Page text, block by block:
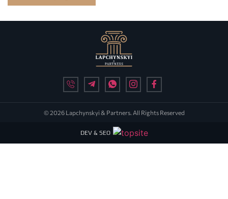
© 2026 Lapchynskyi & Partners. All Rights Reserved
DEV & SEO